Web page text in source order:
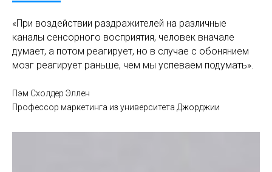
«При воздействии раздражителей на различные
каналы сенсорного восприятия, человек вначале
думает, а потом реагирует, но в случае с обонянием
мозг реагирует раньше, чем мы успеваем подумать».
Пэм Схолдер Эллен
Профессор маркетинга из университета Джорджии